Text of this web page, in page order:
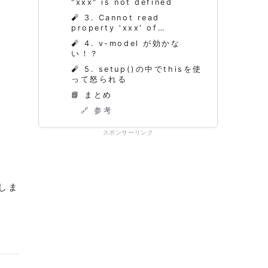
ま
"xxx" is not defined
🧨 3. Cannot read
property 'xxx' of
undefined
🧨 4. v-model が効かな
い！？
🧨 5. setup()の中でthisを使
って怒られる
📘 まとめ
🔗 参考
スポンサーリンク